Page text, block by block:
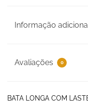
Informação
Avaliações 0
BATA LONGA COM